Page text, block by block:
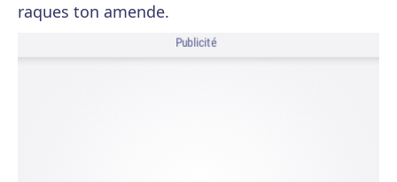
raques ton amende.
Publicité